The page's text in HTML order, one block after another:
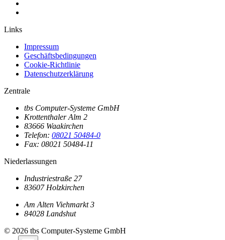
Links
Impressum
Geschäftsbedingungen
Cookie-Richtlinie
Datenschutzerklärung
Zentrale
tbs Computer-Systeme GmbH
Krottenthaler Alm 2
83666 Waakirchen
Telefon: 08021 50484-0
Fax: 08021 50484-11
Niederlassungen
Industriestraße 27
83607 Holzkirchen
Am Alten Viehmarkt 3
84028 Landshut
© 2026 tbs Computer-Systeme GmbH